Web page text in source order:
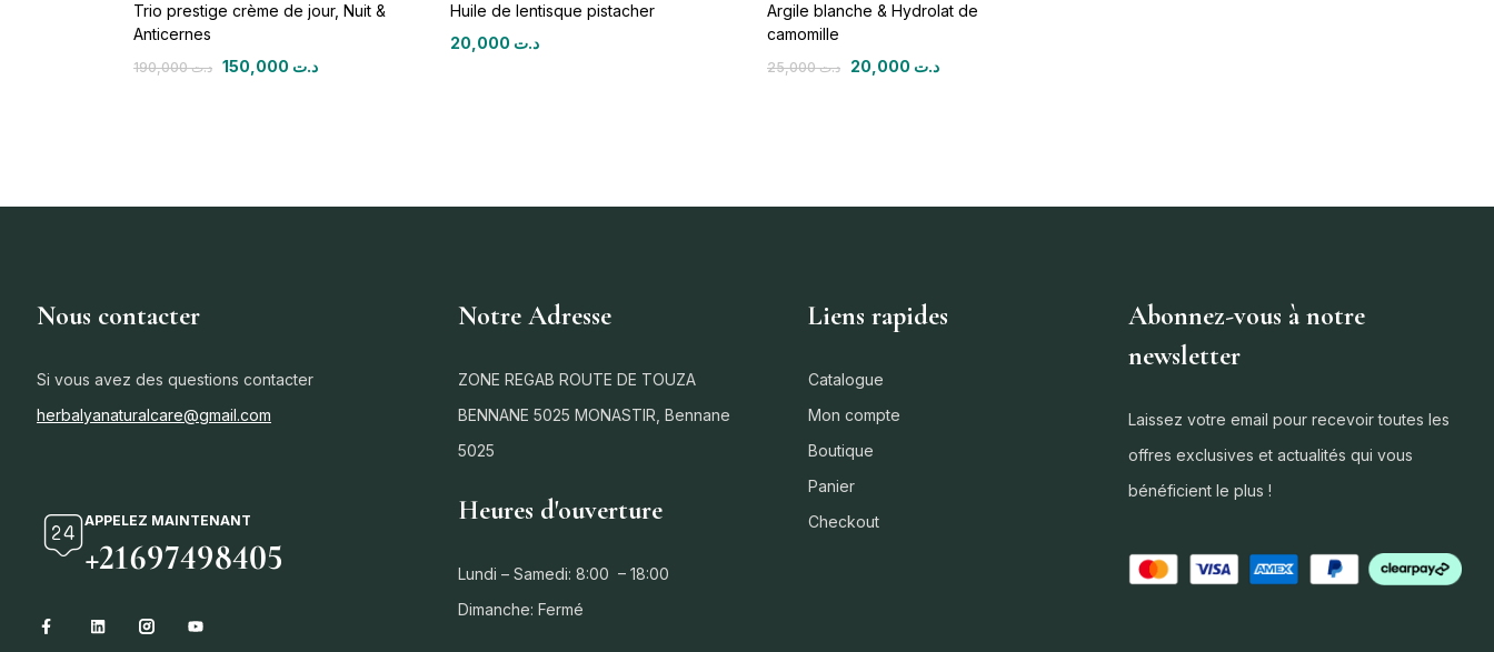
Trio prestige crème de jour, Nuit &
Anticernes
د.ت190,000 د.ت
Huile de lentisque pistacher
د.ت
Argile blanche & Hydrolat de
camomille
د.ت25,000 د.ت
Nous contacter
Si vous avez des questions contacter
herbalyanaturalcare@gmail.com
APPELEZ MAINTENANT
+21697498405
Notre Adresse
ZONE REGAB ROUTE DE TOUZA
BENNANE 5025 MONASTIR, Bennane
5025
Heures d'ouverture
Lundi – Samedi: 8:00 – 18:00
Dimanche: Fermé
Liens rapides
Catalogue
Mon compte
Boutique
Panier
Checkout
Abonnez-vous à notre
newsletter
Laissez votre email pour recevoir toutes les
offres exclusives et actualités qui vous
bénéficient le plus !